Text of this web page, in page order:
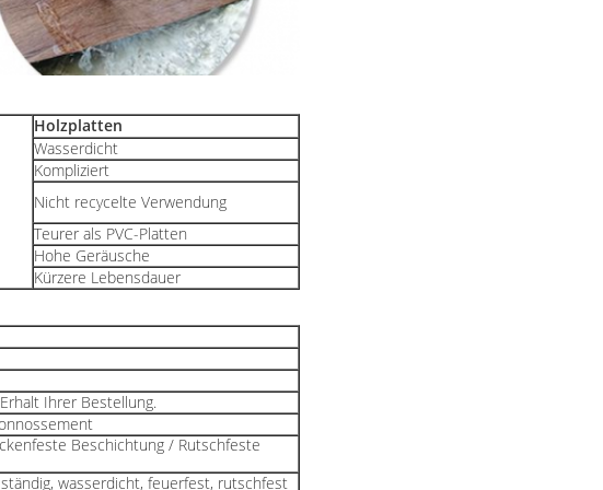
Holzplatten
Wasserdicht
Kompliziert
Nicht recycelte Verwendung
Teurer als PVC-Platten
Hohe Geräusche
Kürzere Lebensdauer
Ihrer Bestellung.
Beschichtung / Rutschfeste
wasserdicht, feuerfest, rutschfest